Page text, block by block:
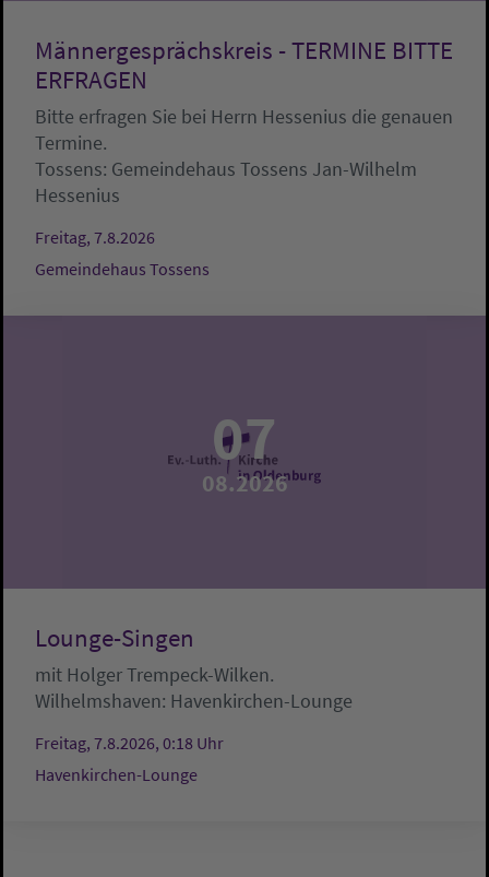
Männergesprächskreis - TERMINE BITTE
ERFRAGEN
Bitte erfragen Sie bei Herrn Hessenius die genauen
Termine.
Tossens: Gemeindehaus Tossens Jan-Wilhelm
Hessenius
Freitag, 7.8.2026
Gemeindehaus Tossens
07
08.2026
Lounge-Singen
mit Holger Trempeck-Wilken.
Wilhelmshaven: Havenkirchen-Lounge
Freitag, 7.8.2026, 0:18 Uhr
Havenkirchen-Lounge